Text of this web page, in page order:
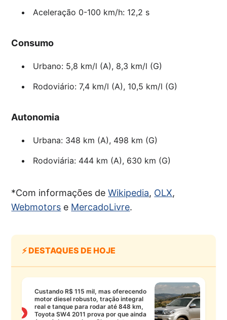
Aceleração 0-100 km/h: 12,2 s
Consumo
Urbano: 5,8 km/l (A), 8,3 km/l (G)
Rodoviário: 7,4 km/l (A), 10,5 km/l (G)
Autonomia
Urbana: 348 km (A), 498 km (G)
Rodoviária: 444 km (A), 630 km (G)
*Com informações deWikipedia, OLX,
Webmotors e MercadoLivre.
⚡ DESTAQUES DE HOJE
❯
Custando R$ 115 mil, mas oferecendo
motor diesel robusto, tração integral
real e tanque para rodar até 848 km,
Toyota SW4 2011 prova por que ainda